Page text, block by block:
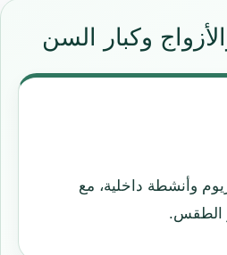
وكبار السن
وأنشطة داخلية، مع
الطقس.